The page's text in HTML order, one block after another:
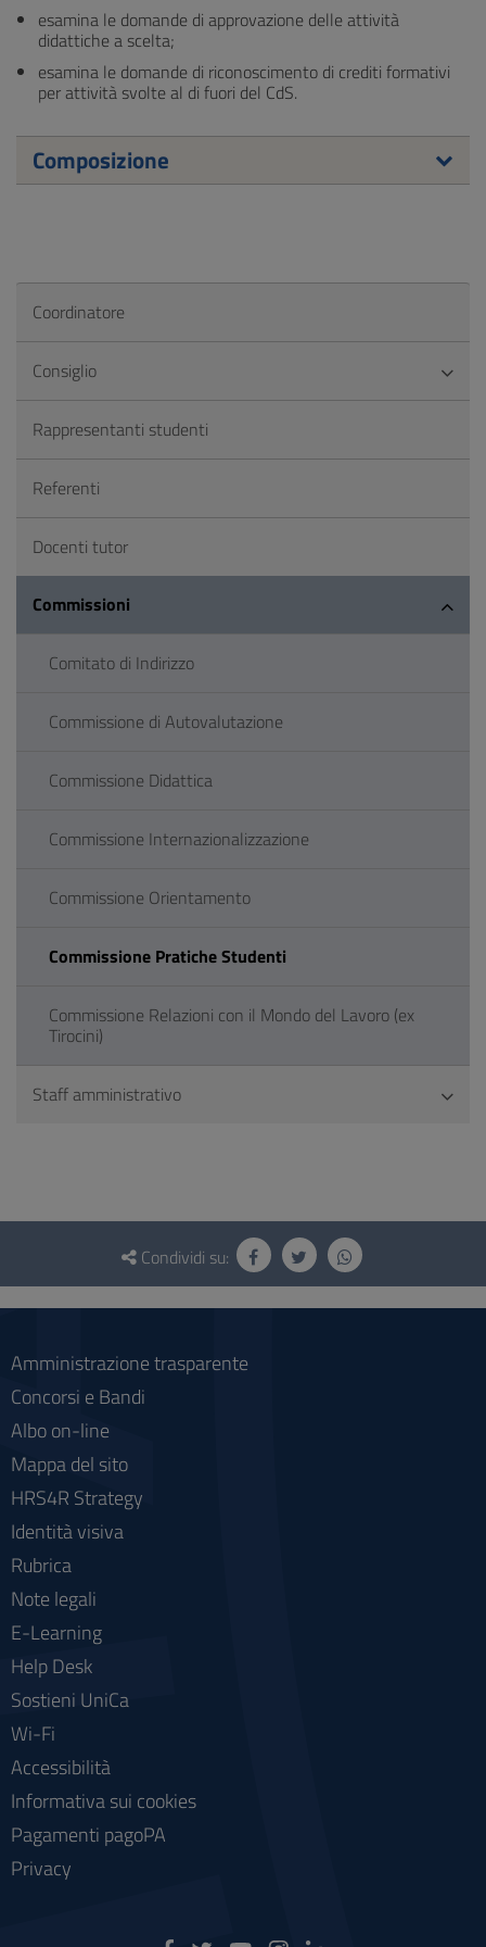
esamina le domande di approvazione delle attività
didattiche a scelta;
esamina le domande di riconoscimento di crediti formativi
per attività svolte al di fuori del CdS.
Composizione
Coordinatore
Consiglio
Rappresentanti studenti
Referenti
Docenti tutor
Commissioni
Comitato di Indirizzo
Commissione di Autovalutazione
Commissione Didattica
Commissione Internazionalizzazione
Commissione Orientamento
Commissione Pratiche Studenti
Commissione Relazioni con il Mondo del Lavoro (ex
Tirocini)
Staff amministrativo
Questionario
social
Condividi su:
Amministrazione trasparente
Concorsi e Bandi
Albo on-line
Mappa del sito
HRS4R Strategy
Identità visiva
Rubrica
Note legali
E-Learning
Help Desk
Sostieni UniCa
Wi-Fi
Accessibilità
Informativa sui cookies
Pagamenti pagoPA
Privacy